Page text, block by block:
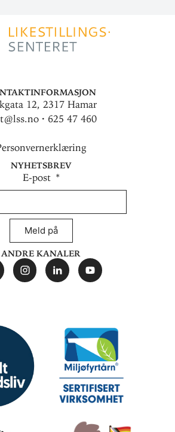
12, 2317 Hamar
· 625 47 460
Nyhetsbrev
E-post
Meld på
Andre kanaler